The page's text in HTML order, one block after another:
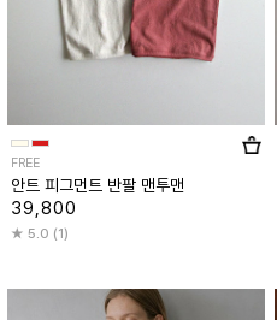
FREE
안트 피그먼트 반팔 맨투맨
39,800
5.0 (1)